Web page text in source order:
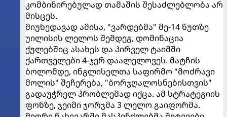
კომბინირებულად თამაშის შესაძლებლობა არ
მისცეს.
მიუხედავად ამისა, "ვარდებმა" მე-14 წუთზე
უილისის ლელოს შემდეგ, დომინაცია
ქულებშიც ასახეს და პირველ ტაიმში
ქართველები 4-ჯერ დაალელოვეს. მატჩის
ბოლომდე, ინგლისელთა საფირმო "მოძრავი
მოლის" შეჩერება, "ბორჯღალოსნებისთვის"
გადაუჭრელ პრობლემად იქცა. ამ სტრატეგიის
ფონზე, ჯეიმი ჯორჯმა 3 ლელო გაიფორმა.